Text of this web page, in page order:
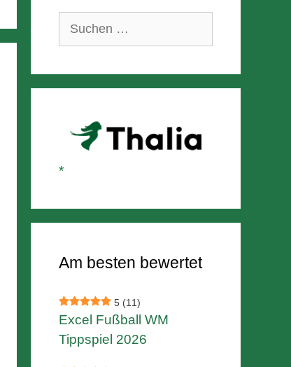
Suchen
Am besten bewertet
5 (11)
Excel Fußball WM
Tippspiel 2026